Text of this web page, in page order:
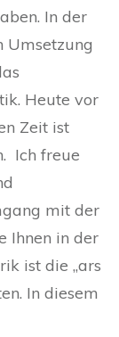
In der
Umsetzung
Heute vor
Zeit ist
Ich freue
mit der
Ihnen in der
ist die „ars
In diesem